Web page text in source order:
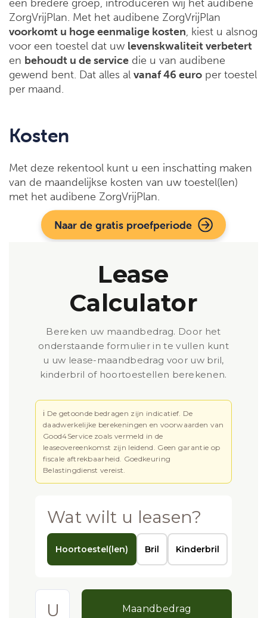
een bredere groep, introduceren wij het audibene
ZorgVrijPlan. Met het audibene ZorgVrijPlan
voorkomt u hoge eenmalige kosten, kiest u alsnog
voor een toestel dat uw levenskwaliteit verbetert
en behoudt u de service die u van audibene
gewend bent. Dat alles al vanaf 46 euro per toestel
per maand.
Kosten
Met deze rekentool kunt u een inschatting maken
van de maandelijkse kosten van uw toestel(len)
met het audibene ZorgVrijPlan.
Naar de gratis proefperiode